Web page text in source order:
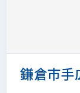
鎌倉市